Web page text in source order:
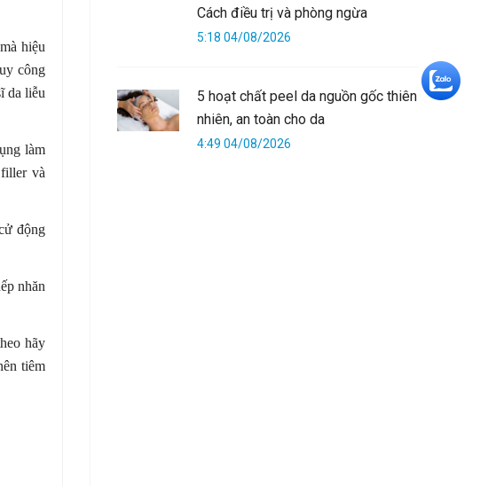
hiệu
công
da liễu
làm
và
động
nhăn
hãy
tiêm
Cách điều trị và phòng ngừa
5:18 04/08/2026
5 hoạt chất peel da nguồn gốc thiên
nhiên, an toàn cho da
4:49 04/08/2026
+5